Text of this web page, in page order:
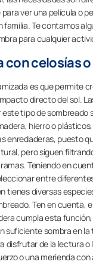
ver una película o
familia. Te contamos
para cualquier
con celosías
es que permite
directo del sol.
tipo de sombreado
hierro o
enredaderas, puesto
pero siguen
Teniendo en
entre
tienes diversas
Ten en cuenta,
cumpla esta
suficiente sombra en la
disfrutar de la lectura o
o una merienda con